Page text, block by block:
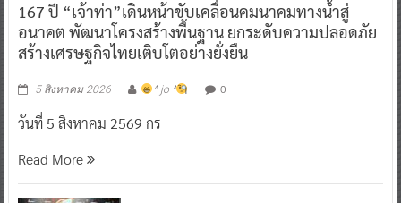
167 ปี “เจ้าท่า”เดินหน้าขับเคลื่อนคมนาคมทางน้ำสู่
อนาคต พัฒนาโครงสร้างพื้นฐาน ยกระดับความปลอดภัย
สร้างเศรษฐกิจไทยเติบโตอย่างยั่งยืน
5 สิงหาคม 2026 ^ jo ^ 0
วันที่ 5 สิงหาคม 2569 กร
Read More